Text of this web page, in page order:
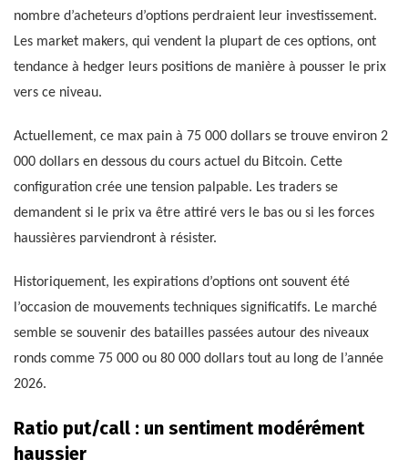
nombre d’acheteurs d’options perdraient leur investissement.
Les market makers, qui vendent la plupart de ces options, ont
tendance à hedger leurs positions de manière à pousser le prix
vers ce niveau.
Actuellement, ce max pain à 75 000 dollars se trouve environ 2
000 dollars en dessous du cours actuel du Bitcoin. Cette
configuration crée une tension palpable. Les traders se
demandent si le prix va être attiré vers le bas ou si les forces
haussières parviendront à résister.
Historiquement, les expirations d’options ont souvent été
l’occasion de mouvements techniques significatifs. Le marché
semble se souvenir des batailles passées autour des niveaux
ronds comme 75 000 ou 80 000 dollars tout au long de l’année
2026.
Ratio put/call : un sentiment modérément
haussier